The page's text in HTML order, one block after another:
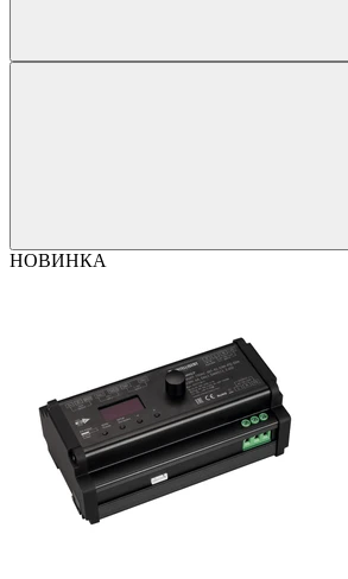
НОВИНКА